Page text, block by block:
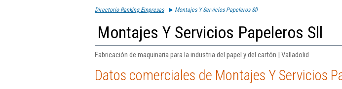
Directorio Ranking Empresas Montajes Y Servicios Papeleros Sll
Montajes Y Servicios Papeleros Sll
Fabricación de maquinaria para la industria del papel y del cartón | Valladolid
Datos comerciales de Montajes Y Servicios